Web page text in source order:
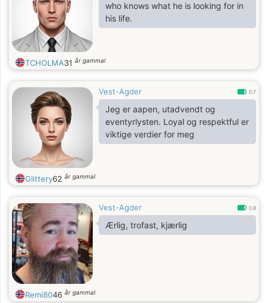
who knows what he is looking for in
his life.
TCHOLMA31 år gammal
Vest-Agder 0.7
Jeg er aapen, utadvendt og
eventyrlysten. Loyal og respektful er
viktige verdier for meg
Glittery62 år gammal
Vest-Agder 0.8
Ærlig, trofast, kjærlig
Remi8046 år gammal